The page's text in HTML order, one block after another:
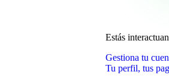
Estás
Gestiona tu
Tu perfil, tus